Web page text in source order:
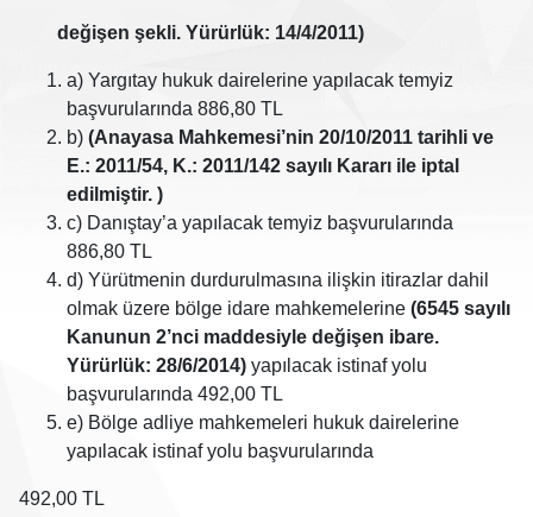
değişen şekli. Yürürlük: 14/4/2011)
a) Yargıtay hukuk dairelerine yapılacak temyiz
başvurularında 886,80 TL
b) (Anayasa Mahkemesi’nin 20/10/2011 tarihli ve
E.: 2011/54, K.: 2011/142 sayılı Kararı ile iptal
edilmiştir. )
c) Danıştay’a yapılacak temyiz başvurularında
886,80 TL
d) Yürütmenin durdurulmasına ilişkin itirazlar dahil
olmak üzere bölge idare mahkemelerine (6545 sayılı
Kanunun 2’nci maddesiyle değişen ibare.
Yürürlük: 28/6/2014) yapılacak istinaf yolu
başvurularında 492,00 TL
e) Bölge adliye mahkemeleri hukuk dairelerine
yapılacak istinaf yolu başvurularında
492,00 TL